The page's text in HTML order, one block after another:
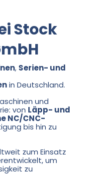
Stock
, Serien- und
in Deutschland.
und
von Läpp- und
NC/CNC-
bis hin zu
zum Einsatz
um
zu